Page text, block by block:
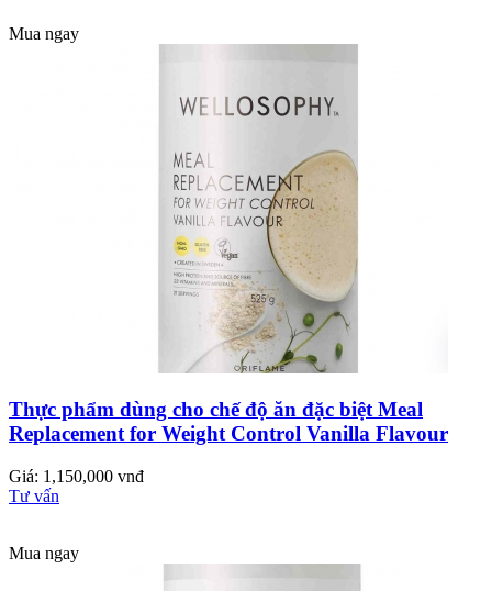
Mua ngay
Thực phẩm dùng cho chế độ ăn đặc biệt Meal
Replacement for Weight Control Vanilla Flavour
Giá: 1,150,000 vnđ
Tư vấn
Mua ngay